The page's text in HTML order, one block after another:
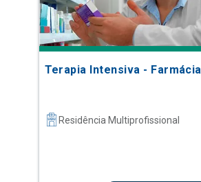
Terapia Intensiva - Farmácia
Residência Multiprofissional